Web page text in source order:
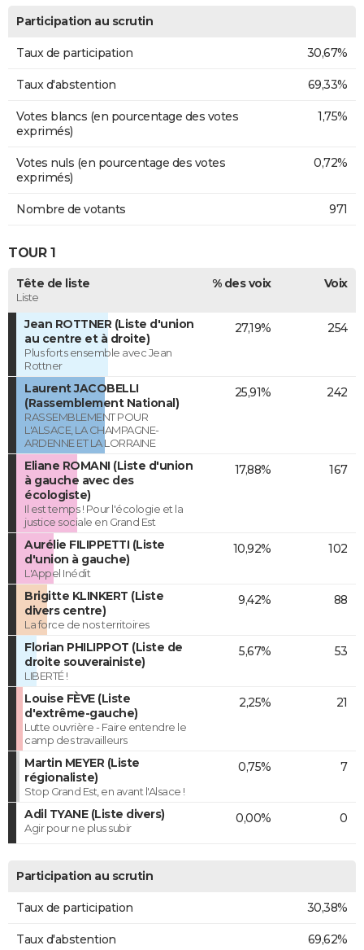
Participation au scrutin
Taux de participation 30,67%
Taux d'abstention 69,33%
Votes blancs (en pourcentage des votes
exprimés)
1,75%
Votes nuls (en pourcentage des votes
exprimés)
0,72%
Nombre de votants 971
TOUR 1
Tête de liste
Liste
% des voix Voix
Jean ROTTNER (Liste d'union
au centre et à droite)
Plus forts ensemble avec Jean
Rottner
27,19% 254
Laurent JACOBELLI
(Rassemblement National)
RASSEMBLEMENT POUR
L'ALSACE, LA CHAMPAGNE-
ARDENNE ET LA LORRAINE
25,91% 242
Eliane ROMANI (Liste d'union
à gauche avec des
écologiste)
Il est temps ! Pour l'écologie et la
justice sociale en Grand Est
17,88% 167
Aurélie FILIPPETTI (Liste
d'union à gauche)
L'Appel Inédit
10,92% 102
Brigitte KLINKERT (Liste
divers centre)
La force de nos territoires
9,42% 88
Florian PHILIPPOT (Liste de
droite souverainiste)
LIBERTÉ !
5,67% 53
Louise FÈVE (Liste
d'extrême-gauche)
Lutte ouvrière - Faire entendre le
camp des travailleurs
2,25% 21
Martin MEYER (Liste
régionaliste)
Stop Grand Est, en avant l'Alsace !
0,75% 7
Adil TYANE (Liste divers)
Agir pour ne plus subir
0,00% 0
Participation au scrutin
Taux de participation 30,38%
Taux d'abstention 69,62%